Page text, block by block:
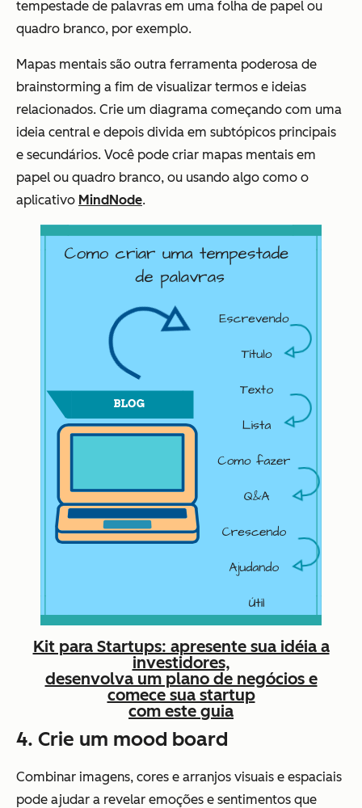
tempestade de palavras em uma folha de papel ou
quadro branco, por exemplo.
Mapas mentais são outra ferramenta poderosa de
brainstorming a fim de visualizar termos e ideias
relacionados. Crie um diagrama começando com uma
ideia central e depois divida em subtópicos principais
e secundários. Você pode criar mapas mentais em
papel ou quadro branco, ou usando algo como o
aplicativo MindNode.
Kit para Startups: apresente sua idéia a
investidores,
desenvolva um plano de negócios e
comece sua startup
com este guia
4. Crie um mood board
Combinar imagens, cores e arranjos visuais e espaciais
pode ajudar a revelar emoções e sentimentos que